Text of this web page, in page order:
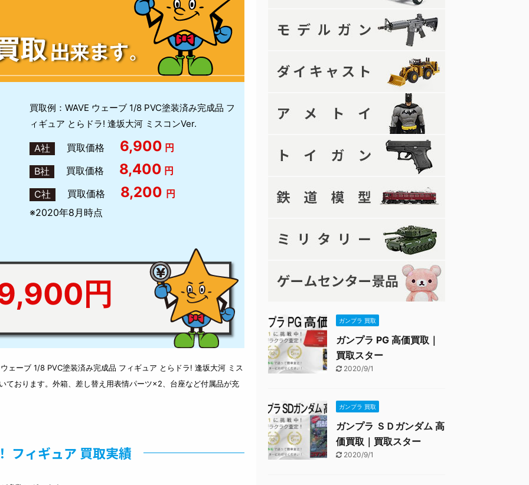
買取例：WAVE ウェーブ 1/8 PVC塗装済み完成品 フ
ィギュア とらドラ! 逢坂大河 ミスコンVer.
A社 買取価格 6,900 円
B社
買取価格 8,400 円
C社
買取価格 8,200 円
※2020年8月時点
円
ェーブ 1/8 PVC塗装済み完成品 フィギュア とらドラ! 逢坂大河 ミス
ております。外箱、差し替え用表情パーツ×2、台座など付属品が充
フィギュア 買取実績
ガンプラ 買取
ガンプラ PG 高価買取｜
買取スター
2020/9/1
ガンプラ 買取
ガンプラ ＳＤガンダム 高
価買取｜買取スター
2020/9/1